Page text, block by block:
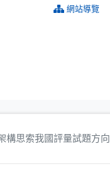
網站導覽
構思索我國評量試題方向